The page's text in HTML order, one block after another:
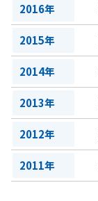
2016年
2015年
2014年
2013年
2012年
2011年